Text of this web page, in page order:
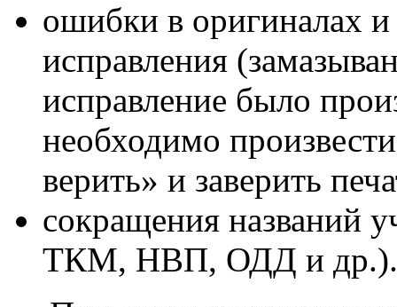
ошибки в оригиналах
исправления
исправление было
необходимо
верить» и заверить
сокращения названий
ТКМ, НВП, ОДД и др.).